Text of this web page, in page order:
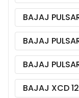
BAJAJ
BAJAJ
BAJAJ
BAJAJ XCD